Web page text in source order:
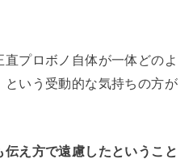
プロボノ自体が一体どのよ
いう受動的な気持ちの方が
え方で遠慮したということ